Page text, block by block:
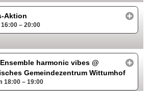
Aktion
– 20:00
harmonic vibes@
Gemeindezentrum Wittumhof
18:00 – 19:00